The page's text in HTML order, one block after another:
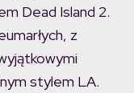
Dead Island 2.
z
stylem LA.